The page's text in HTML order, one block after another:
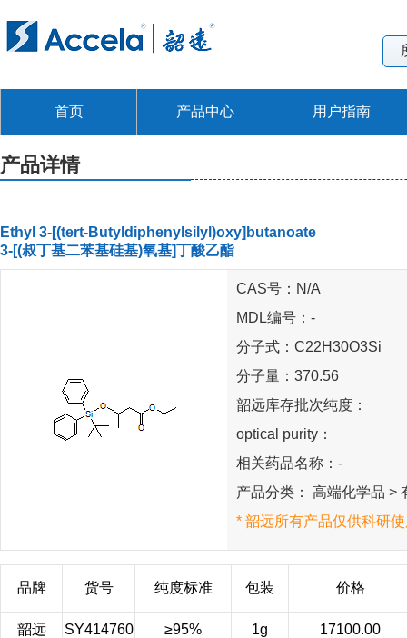
首页 产品中心 用户指南
产品详情
Ethyl 3-[(tert-Butyldiphenylsilyl)oxy]butanoate
3-[(叔丁基二苯基硅基)氧基]丁酸乙酯
CAS号：N/A
MDL编号：-
分子式：C22H30O3Si
分子量：370.56
韶远库存批次纯度：
optical purity：
相关药品名称：-
产品分类： 高端化学品 >
* 韶远所有产品仅供科研
品牌 货号 纯度标准 包装 价格
韶远 SY414760 ≥95% 1g 17100.00